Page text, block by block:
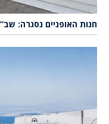
חנות האופניים נסגרה: